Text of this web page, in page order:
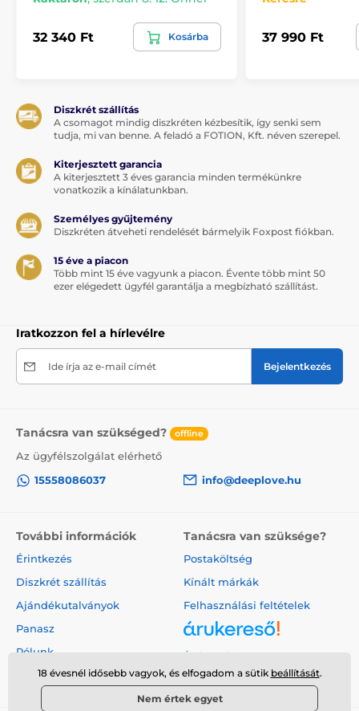
32 340 Ft Kosárba 37 990 Ft
Diszkrét szállítás
A csomagot mindig diszkréten kézbesítik, így senki sem
tudja, mi van benne. A feladó a FOTION, Kft. néven szerepel.
Kiterjesztett garancia
A kiterjesztett 3 éves garancia minden termékünkre
vonatkozik a kínálatunkban.
Személyes gyűjtemény
Diszkréten átveheti rendelését bármelyik Foxpost fiókban.
15 éve a piacon
Több mint 15 éve vagyunk a piacon. Évente több mint 50
ezer elégedett ügyfél garantálja a megbízható szállítást.
Iratkozzon fel a hírlevélre
Ide írja az e-mail címét Bejelentkezés
Tanácsra van szükséged? offline
Az ügyfélszolgálat elérhető
15558086037
info@deeplove.hu
További információk
Érintkezés
Diszkrét szállítás
Ajándékutalványok
Panasz
Rólunk
Tanácsra van szüksége?
Postaköltség
Kínált márkák
Felhasználási feltételek
Árukereső.hu
18 évesnél idősebb vagyok, és elfogadom a sütik beállítását.
Nem értek egyet